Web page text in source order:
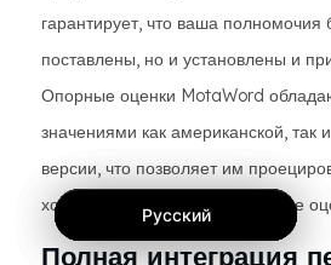
гарантирует, что ваша полномочия
поставлены, но и установлены и
Опорные оценки MotaWord
значениями как американской, так
версии, что позволяет им
хорошенько документированные
Полная интеграция
Русский
Русский
Русский